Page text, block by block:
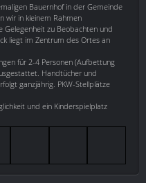
Bauernhof in der Gemeinde
wir in kleinem Rahmen
Gelegenheit zu Beobachten und
liegt im Zentrum des Ortes an
für 2-4 Personen (Aufbettung
Handtücher und
ganzjährig. PKW-Stellplätze
und ein Kinderspielplatz